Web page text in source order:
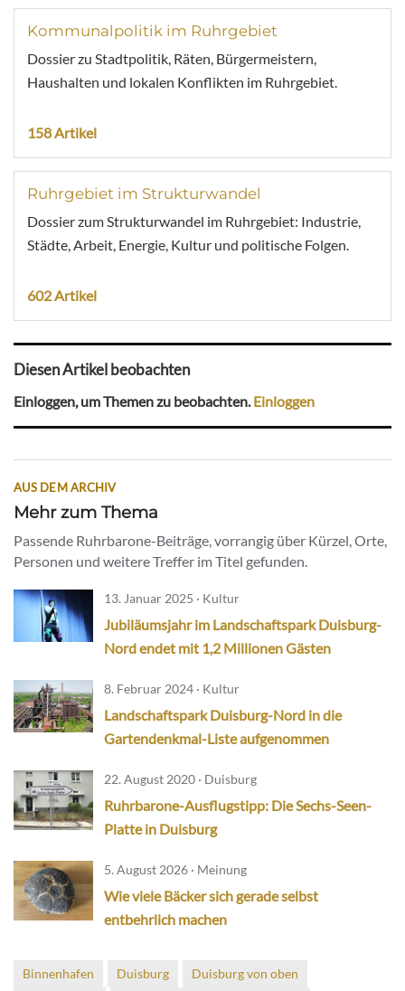
Kommunalpolitik im Ruhrgebiet
Dossier zu Stadtpolitik, Räten, Bürgermeistern,
Haushalten und lokalen Konflikten im Ruhrgebiet.
158 Artikel
Ruhrgebiet im Strukturwandel
Dossier zum Strukturwandel im Ruhrgebiet: Industrie,
Städte, Arbeit, Energie, Kultur und politische Folgen.
602 Artikel
Diesen Artikel beobachten
Einloggen, um Themen zu beobachten.Einloggen
AUS DEM ARCHIV
Mehr zum Thema
Passende Ruhrbarone-Beiträge, vorrangig über Kürzel, Orte,
Personen und weitere Treffer im Titel gefunden.
13. Januar 2025 · Kultur
Jubiläumsjahr im Landschaftspark Duisburg-
Nord endet mit 1,2 Millionen Gästen
8. Februar 2024 · Kultur
Landschaftspark Duisburg-Nord in die
Gartendenkmal-Liste aufgenommen
22. August 2020 · Duisburg
Ruhrbarone-Ausflugstipp: Die Sechs-Seen-
Platte in Duisburg
5. August 2026 · Meinung
Wie viele Bäcker sich gerade selbst
entbehrlich machen
Binnenhafen Duisburg
Duisburg von oben